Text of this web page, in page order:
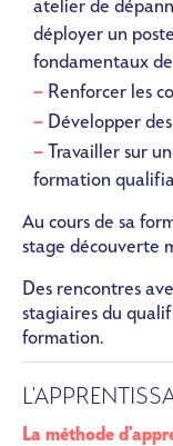
atelier de
déployer un
fondamentaux
Renforcer les
Développer
Travailler sur
formation
Au cours de sa
stage découverte
Des rencontres
stagiaires du
formation.
La méthode